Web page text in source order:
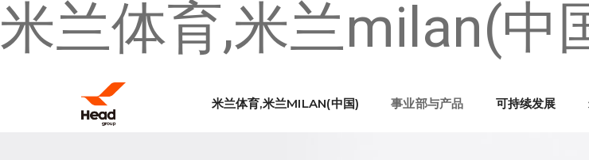
米兰体育,米兰milan(中
米兰体育,米兰MILAN(中国) 事业部与产品 可持续发展